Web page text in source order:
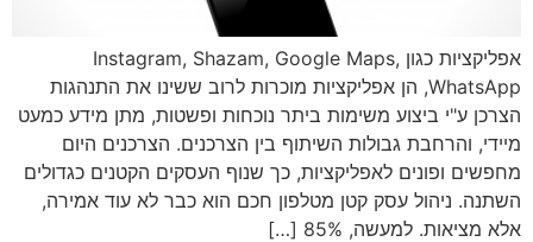
אפליקציות כגון Instagram, Shazam, Google Maps,
WhatsApp, הן אפליקציות מוכרות לרוב ששינו את התנהגות
הצרכן ע"י ביצוע משימות ביתר נוכחות ופשטות, מתן מידע כמעט
מיידי, והרחבת גבולות השיתוף בין הצרכנים. הצרכנים היום
מחפשים ופונים לאפליקציות, כך שנוף העסקים הקטנים כגדולים
השתנה. ניהול עסק קטן מטלפון חכם הוא כבר לא עוד אמירה,
אלא מציאות. למעשה, 85% […]